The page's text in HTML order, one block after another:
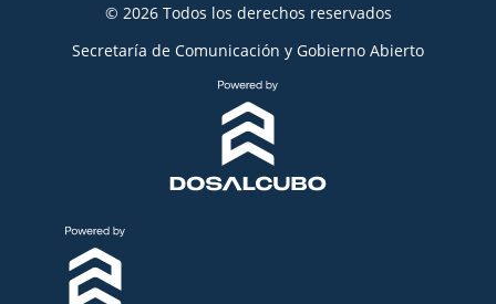
© 2026 Todos los derechos reservados
Secretaría de Comunicación y Gobierno Abierto